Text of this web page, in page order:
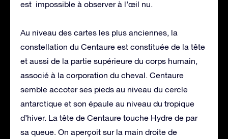
est impossible à observer à l’œil nu.
Au niveau des cartes les plus anciennes, la
constellation du Centaure est constituée de la tête
et aussi de la partie supérieure du corps humain,
associé à la corporation du cheval. Centaure
semble accoter ses pieds au niveau du cercle
antarctique et son épaule au niveau du tropique
d’hiver. La tête de Centaure touche Hydre de par
sa queue. On aperçoit sur la main droite de